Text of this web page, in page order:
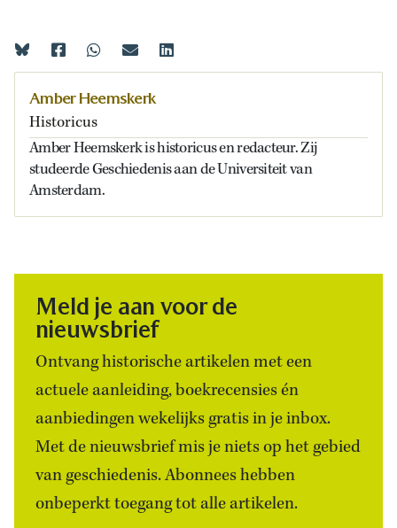
Amber Heemskerk
Historicus
Amber Heemskerk is historicus en redacteur. Zij
studeerde Geschiedenis aan de Universiteit van
Amsterdam.
Meld je aan voor de
nieuwsbrief
Ontvang historische artikelen met een
actuele aanleiding, boekrecensies én
aanbiedingen wekelijks gratis in je inbox.
Met de nieuwsbrief mis je niets op het gebied
van geschiedenis. Abonnees hebben
onbeperkt toegang tot alle artikelen.